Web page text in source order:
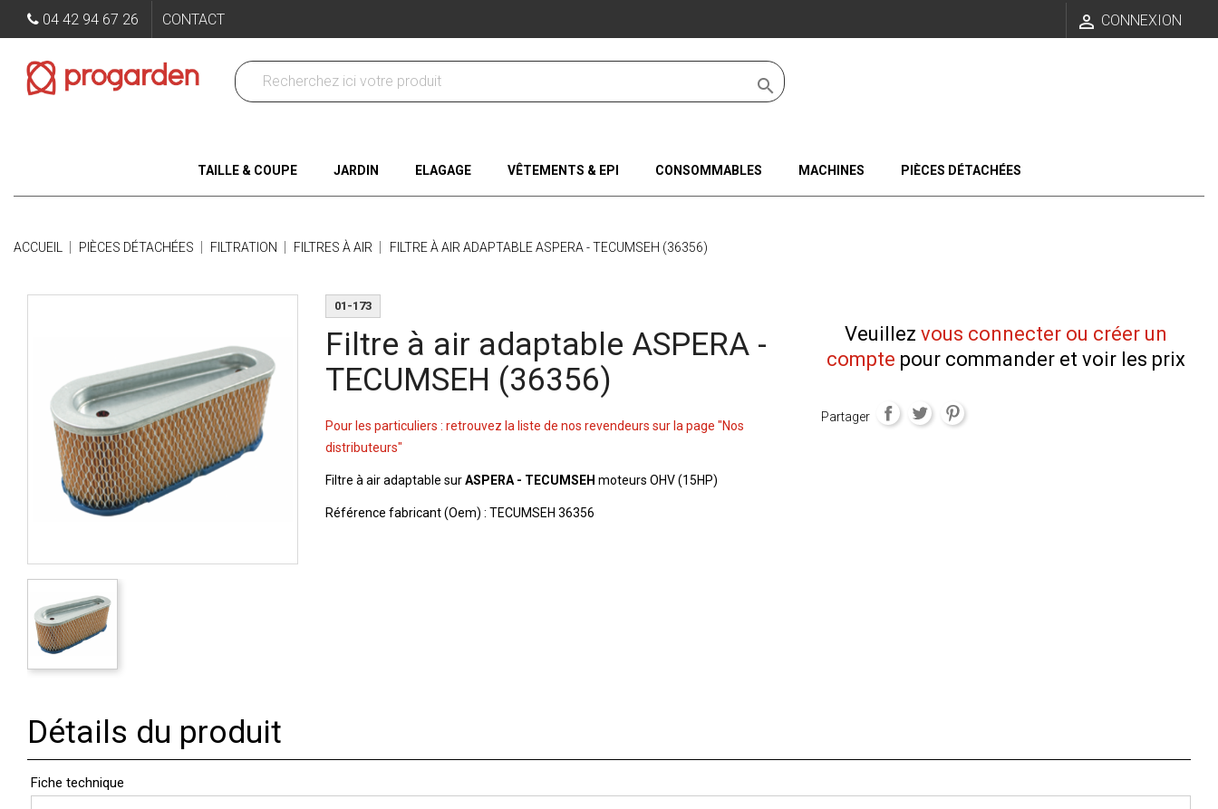
04 42 94 67 26 CONTACT  CONNEXION

TAILLE & COUPE JARDIN ELAGAGE VÊTEMENTS & EPI CONSOMMABLES MACHINES PIÈCES DÉTACHÉES
ACCUEIL PIÈCES DÉTACHÉES FILTRATION FILTRES À AIR FILTRE À AIR ADAPTABLE ASPERA - TECUMSEH (36356)
01-173
Filtre à air adaptable ASPERA -
TECUMSEH (36356)
Pour les particuliers : retrouvez la liste de nos revendeurs sur la page "Nos
distributeurs"
Filtre à air adaptable surASPERA - TECUMSEH moteurs OHV (15HP)
Référence fabricant (Oem) : TECUMSEH 36356
Veuillez vous connecter ou créer un
compte pour commander et voir les prix
Partager
Détails du produit
Fiche technique